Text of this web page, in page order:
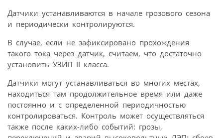
Датчики устанавливаются в начале грозового сезона
и периодически контролируются.
В случае, если не зафиксировано прохождения
такого тока через датчик, считаем, что достаточно
установить УЗИП II класса.
Датчики могут устанавливаться во многих местах,
находиться там продолжительное время или даже
постоянно и с определенной периодичностью
контролироваться. Контроль может осуществляться
также после каких-либо событий: грозы,